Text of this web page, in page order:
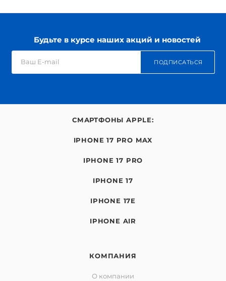
Будьте в курсе наших акций и новостей
ПОДПИСАТЬСЯ
СМАРТФОНЫ APPLE:
IPHONE 17 PRO MAX
IPHONE 17 PRO
IPHONE 17
IPHONE 17E
IPHONE AIR
КОМПАНИЯ
О компании